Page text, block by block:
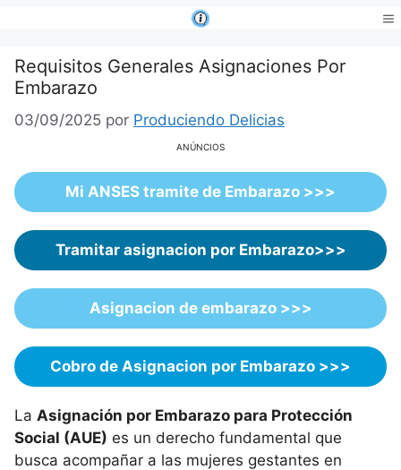
contenido
Requisitos Generales Asignaciones Por
Embarazo
03/09/2025 por Produciendo Delicias
ANÚNCIOS
Mi ANSES tramite de Embarazo >>>
Tramitar asignacion por Embarazo>>>
Asignacion de embarazo >>>
Cobro de Asignacion por Embarazo >>>
La Asignación por Embarazo para Protección
Social (AUE) es un derecho fundamental que
busca acompañar a las mujeres gestantes en